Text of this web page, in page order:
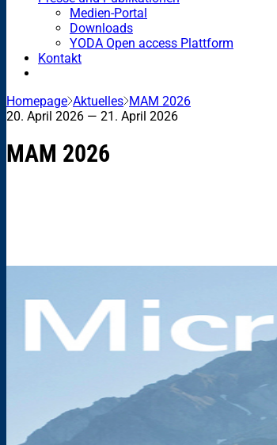
Medien-Portal
Downloads
YODA Open access Plattform
Kontakt
Homepage Aktuelles MAM 2026
20. April 2026 — 21. April 2026
MAM 2026